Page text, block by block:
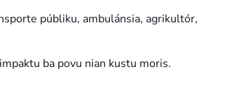
públiku, ambulánsia, agrikultór,
ba povu nian kustu moris.